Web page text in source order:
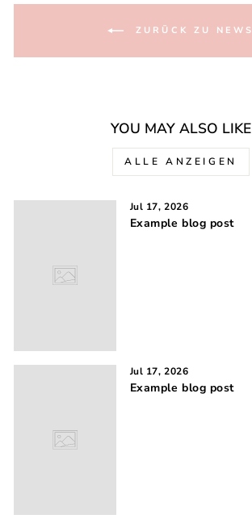
ZURÜCK ZU NEWS
YOU MAY ALSO LIKE
ALLE ANZEIGEN
Jul 17, 2026
Example blog post
Jul 17, 2026
Example blog post